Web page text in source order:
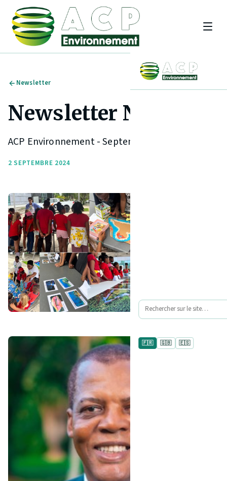
🇫🇷 🇬🇧 🇪🇸
Newsletter
Newsletter N°6
ACP Environnement - Septembre 2024
2 SEPTEMBRE 2024